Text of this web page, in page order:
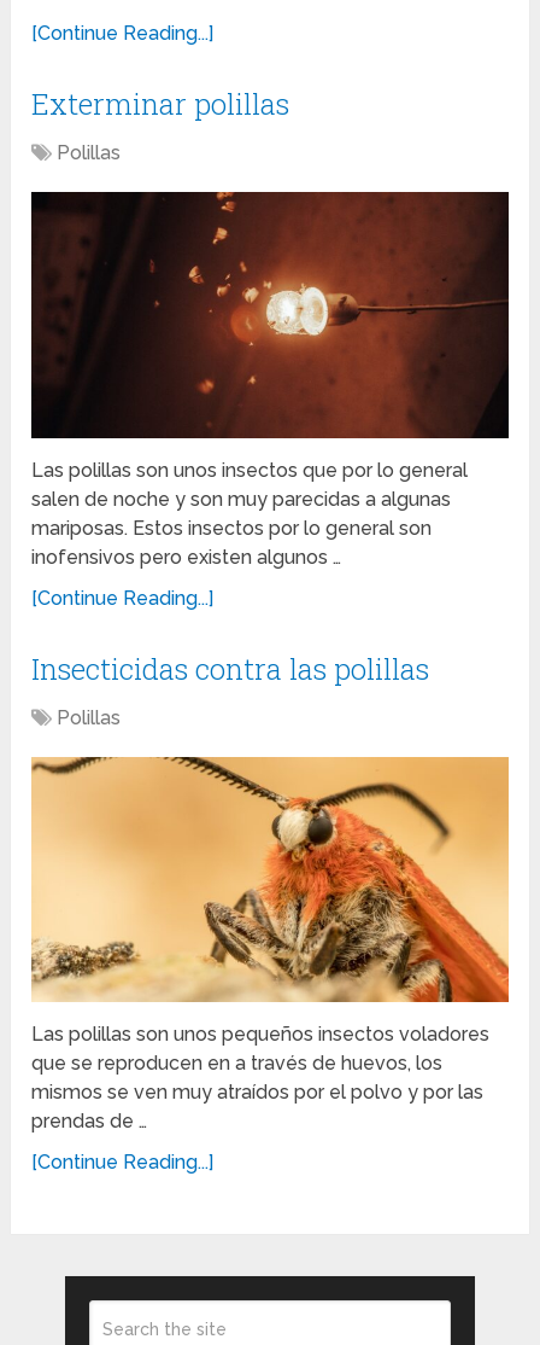
[Continue Reading...]
Exterminar polillas
Polillas
Las polillas son unos insectos que por lo general
salen de noche y son muy parecidas a algunas
mariposas. Estos insectos por lo general son
inofensivos pero existen algunos …
[Continue Reading...]
Insecticidas contra las polillas
Polillas
Las polillas son unos pequeños insectos voladores
que se reproducen en a través de huevos, los
mismos se ven muy atraídos por el polvo y por las
prendas de …
[Continue Reading...]